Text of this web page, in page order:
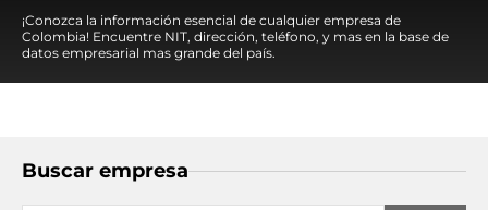
¡Conozca la información esencial de cualquier empresa de
Colombia! Encuentre NIT, dirección, teléfono, y mas en la base de
datos empresarial mas grande del país.
Buscar empresa